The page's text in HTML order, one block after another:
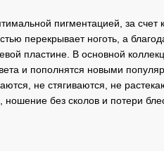
пигментацией, за счет
перекрывает ноготь, а
пластине. В основной
и пополнятся новыми
не стягиваются, не
ношение без сколов и потери